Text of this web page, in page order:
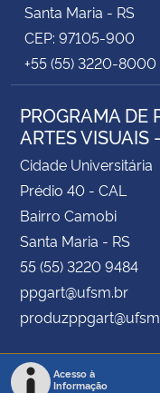
Santa Maria - RS
CEP: 97105-900
+55 (55) 3220-8000
PROGRAMA DE
ARTES
Cidade Universitária
Prédio 40 - CAL
Bairro Camobi
Santa Maria - RS
55 (55) 3220 9484
ppgart@ufsm.br
Acesso à
Informação